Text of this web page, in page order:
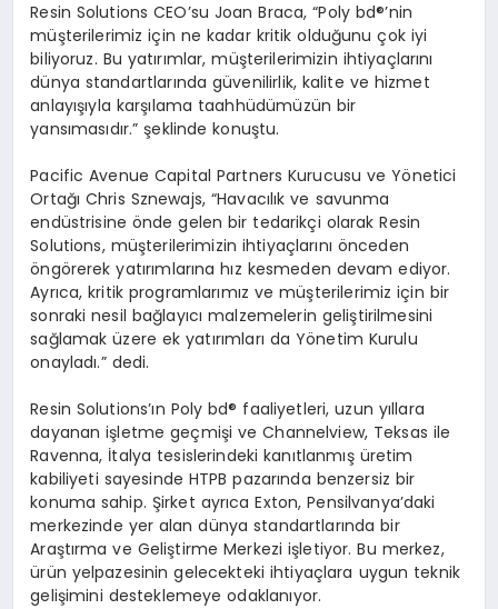
Resin Solutions CEO’su Joan Braca,“Poly bd®’nin
müşterilerimiz için ne kadar kritik olduğunu çok iyi
biliyoruz. Bu yatırımlar, müşterilerimizin ihtiyaçlarını
dünya standartlarında güvenilirlik, kalite ve hizmet
anlayışıyla karşılama taahhüdümüzün bir
yansımasıdır.” şeklinde konuştu.
Pacific Avenue Capital Partners Kurucusu ve Yönetici
Ortağı Chris Sznewajs, “Havacılık ve savunma
endüstrisine önde gelen bir tedarikçi olarak Resin
Solutions, müşterilerimizin ihtiyaçlarını önceden
öngörerek yatırımlarına hız kesmeden devam ediyor.
Ayrıca, kritik programlarımız ve müşterilerimiz için bir
sonraki nesil bağlayıcı malzemelerin geliştirilmesini
sağlamak üzere ek yatırımları da Yönetim Kurulu
onayladı.” dedi.
Resin Solutions’ın Poly bd® faaliyetleri, uzun yıllara
dayanan işletme geçmişi ve Channelview, Teksas ile
Ravenna, İtalya tesislerindeki kanıtlanmış üretim
kabiliyeti sayesinde HTPB pazarında benzersiz bir
konuma sahip. Şirket ayrıca Exton, Pensilvanya’daki
merkezinde yer alan dünya standartlarında bir
Araştırma ve Geliştirme Merkezi işletiyor. Bu merkez,
ürün yelpazesinin gelecekteki ihtiyaçlara uygun teknik
gelişimini desteklemeye odaklanıyor.